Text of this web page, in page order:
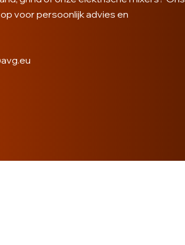
voor persoonlijk advies en